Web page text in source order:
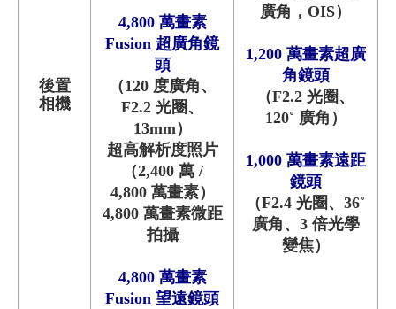
後置
相機
4,800 萬畫素
Fusion 超廣角鏡
頭
（120 度廣角、
F2.2 光圈、
13mm）
超高解析度照片
（2,400 萬 /
4,800 萬畫素）
4,800 萬畫素微距
拍攝
4,800 萬畫素
Fusion 望遠鏡頭
廣角，OIS）
1,200 萬畫素超廣
角鏡頭
（F2.2 光圈、
120˚ 廣角）
1,000 萬畫素遠距
鏡頭
（F2.4 光圈、36˚
廣角、3 倍光學
變焦）